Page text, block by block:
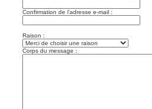
Confirmation de l‘adresse e-mail :
Raison :
Corps du message :